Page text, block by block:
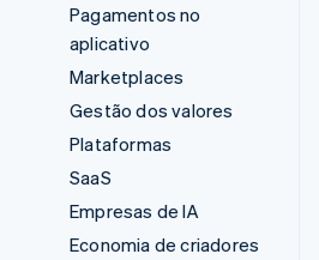
Pagamentos no
aplicativo
Marketplaces
Gestão dos valores
Plataformas
SaaS
Empresas de IA
Economia de criadores